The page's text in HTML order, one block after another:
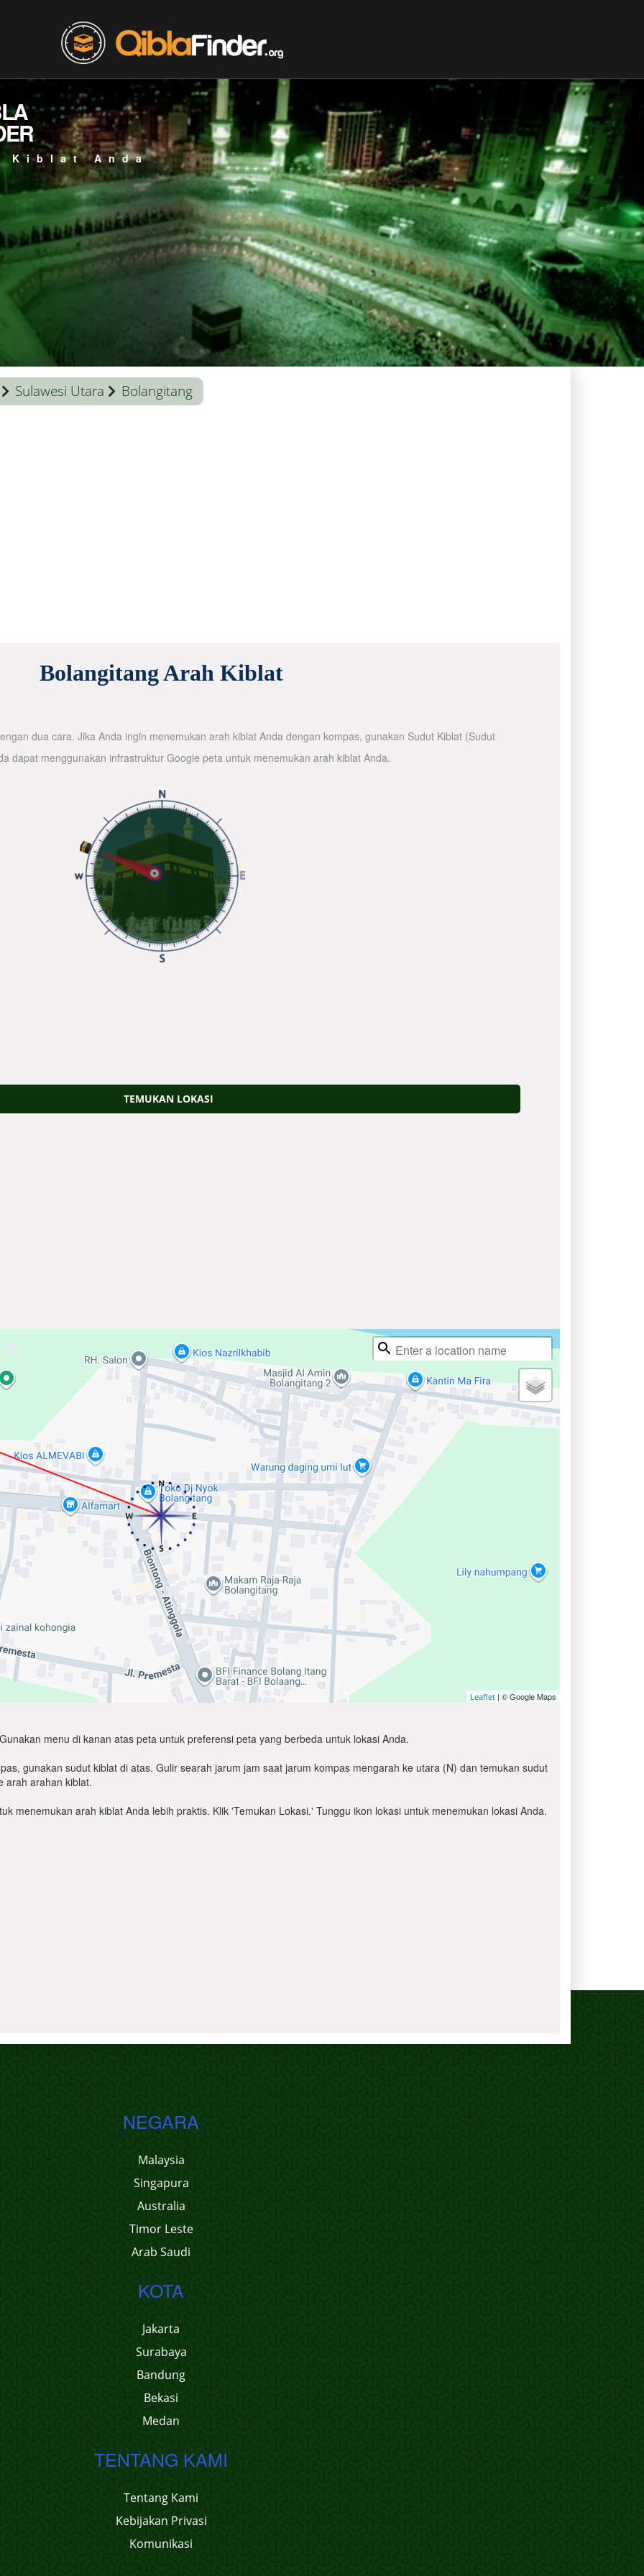
Kiblat Anda
Sulawesi Utara Bolangitang
Bolangitang Arah Kiblat
dua cara. Jika Anda ingin menemukan arah kiblat Anda dengan kompas, gunakan Sudut Kiblat (Sudut
dapat menggunakan infrastruktur Google peta untuk menemukan arah kiblat Anda.
TEMUKAN LOKASI
Leaflet | © Google Maps
menu di kanan atas peta untuk preferensi peta yang berbeda untuk lokasi Anda.
gunakan sudut kiblat di atas. Gulir searah jarum jam saat jarum kompas mengarah ke utara (N) dan temukan sudut
arah arahan kiblat.
menemukan arah kiblat Anda lebih praktis. Klik 'Temukan Lokasi.' Tunggu ikon lokasi untuk menemukan lokasi Anda.
NEGARA
Malaysia
Singapura
Australia
Timor Leste
Arab Saudi
KOTA
Jakarta
Surabaya
Bandung
Bekasi
Medan
TENTANG KAMI
Tentang Kami
Kebijakan Privasi
Komunikasi